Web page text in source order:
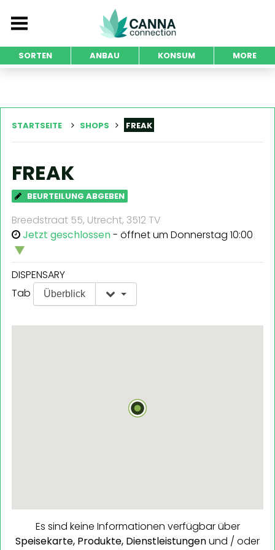
SORTEN ANBAU KONSUM MORE
STARTSEITE SHOPS FREAK
FREAK
BEURTEILUNG ABGEBEN
Breedstraat 55, Utrecht, 3512 TV
Jetzt geschlossen- öffnet um Donnerstag 10:00
DISPENSARY
Tab
Überblick
Es sind keine Informationen verfügbar über
Speisekarte, Produkte, Dienstleistungenund / oder